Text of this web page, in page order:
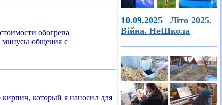
обогрева
минусы общения с
который я наносил для
10.09.2025 Літо 2025.
Війна. НеШкола